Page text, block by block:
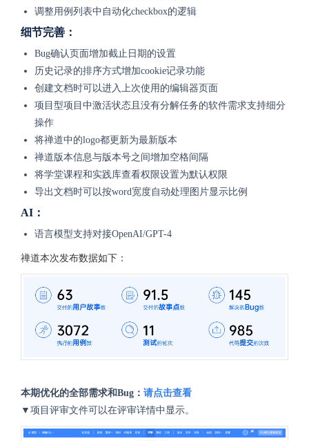
调整用例列表中自动化checkbox的逻辑
细节完善：
Bug确认页面增加截止日期的设置
历史记录的排序方式增加cookie记录功能
创建文档时可以进入上次使用的编辑器页面
项目型项目中激活状态且没有分解任务的软件需求支持细分
操作
将禅道中的logo都更新为最新版本
禅道版本信息与版本号之间增加空格间隔
将学堂课程和实践库查看权限设置为默认权限
导出文档时可以按word宽度自动处理图片显示比例
AI：
语言模型支持对接OpenAI/GPT-4
禅道本次发布数据如下：
本期优化的全部需求和Bug： 请点击查看
▼项目评审文件可以在评审详情中显示。